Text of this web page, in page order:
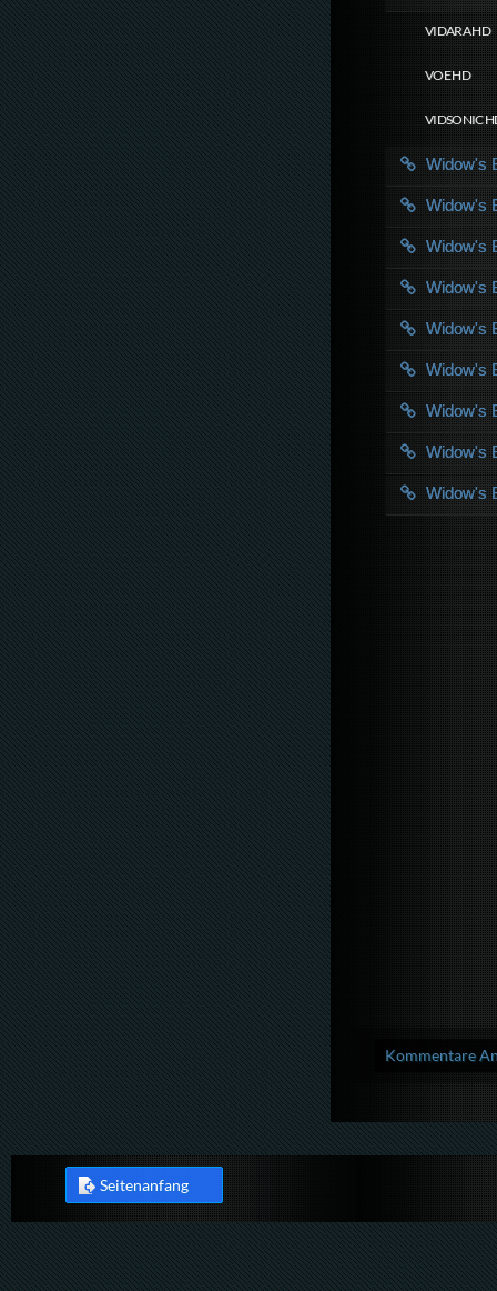
VIDARA HD
VOE HD
VIDSONIC
Widow's
Widow's
Widow's
Widow's
Widow's
Widow's
Widow's
Widow's
Widow's
Kommentare
Seitenanfang